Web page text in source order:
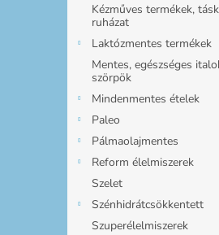
Kézműves termékek,
ruházat
Laktózmentes termékek
Mentes, egészséges
szörpök
Mindenmentes ételek
Paleo
Pálmaolajmentes
Reform élelmiszerek
Szelet
Szénhidrátcsökkentett
Szuperélelmiszerek